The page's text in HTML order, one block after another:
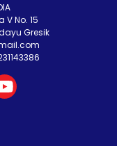
No. 15
Gresik